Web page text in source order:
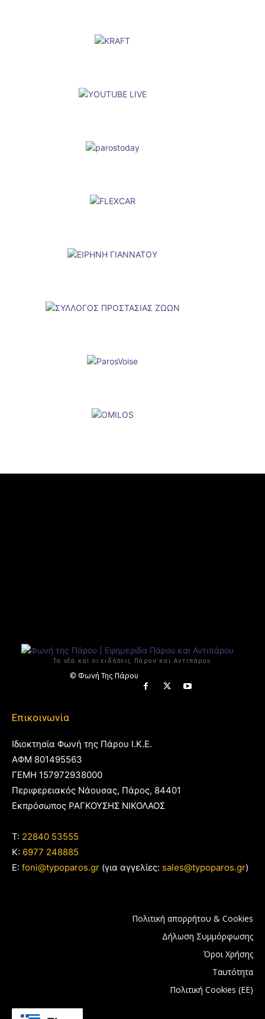
Τα νέα και οι ειδήσεις Πάρου και Αντιπάρου
© Φωνή Της Πάρου
Επικοινωνία
Ιδιοκτησία Φωνή της Πάρου Ι.Κ.Ε.
ΑΦΜ 801495563
ΓΕΜΗ 157972938000
Περιφερειακός Νάουσας, Πάρος, 84401
Εκπρόσωπος ΡΑΓΚΟΥΣΗΣ ΝΙΚΟΛΑΟΣ
T: 22840 53555
Κ: 6977 248885
E: foni@typoparos.gr (για αγγελίες: sales@typoparos.gr)
Πολιτική απορρήτου & Cookies
Δήλωση Συμμόρφωσης
Όροι Χρήσης
Ταυτότητα
Πολιτική Cookies (ΕΕ)